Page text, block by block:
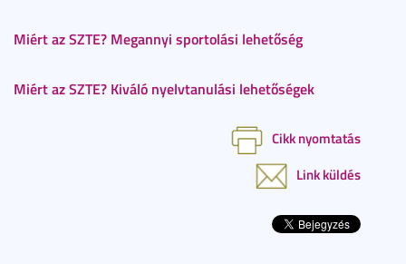
Miért az SZTE? Megannyi sportolási lehetőség
Miért az SZTE? Kiváló nyelvtanulási lehetőségek
Cikk nyomtatás
Link küldés